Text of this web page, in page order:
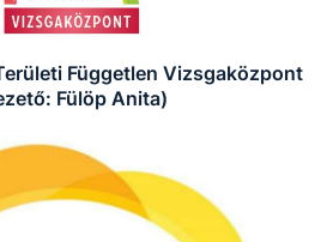
Független Vizsgaközpont
Fülöp Anita)